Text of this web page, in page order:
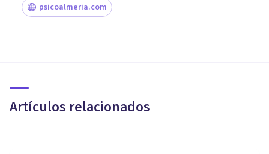
psicoalmeria.com
Artículos relacionados
nuestra autoestima